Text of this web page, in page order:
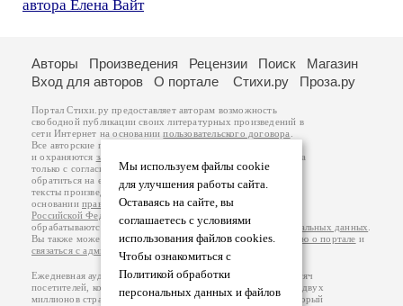
автора Елена Вайт
Мы используем файлы cookie
для улучшения работы сайта.
Оставаясь на сайте, вы
соглашаетесь с условиями
использования файлов cookies.
Чтобы ознакомиться с
Политикой обработки
персональных данных и файлов
Авторы Произведения Рецензии Поиск
Магазин
Вход для авторов
О портале Стихи.ру Проза.ру
Портал Стихи.ру предоставляет авторам возможность
свободной публикации своих литературных произведений в
сети Интернет на основаниипользовательского договора
Все авторские права на произведения принадлежат авторам
и охраняются законом
. Перепечатка произведений возможна
только с согласия его автора, к которому вы можете
обратиться на его авторской странице. Ответственность за
тексты произведений авторы несут самостоятельно на
основанииправил публикацииизаконодательства
Российской Федерации
обрабатываются на основанииПолитики обработки персональных данных
Вы также можете посмотреть более подробнуюинформацию о портале и
связаться с администрацией
Ежедневная аудитория портала Стихи.ру – порядка 200 тысяч
посетителей, которые в общей сумме просматривают более двух
миллионов страниц по данным счетчика посещаемости, который